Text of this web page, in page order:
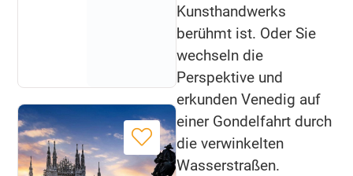
Kunsthandwerks
berühmt ist. Oder Sie
wechseln die
Perspektive und
erkunden Venedig auf
einer Gondelfahrt durch
die verwinkelten
Wasserstraßen.